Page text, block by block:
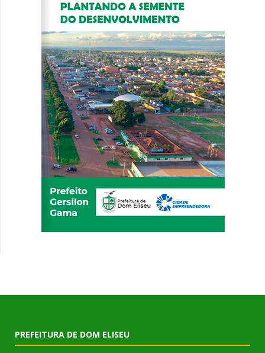
PREFEITURA DE DOM ELISEU